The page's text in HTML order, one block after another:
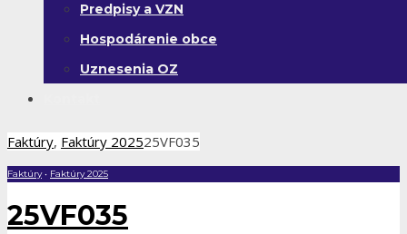
Predpisy a VZN
Hospodárenie obce
Uznesenia OZ
Faktúry, Faktúry 202525VF035
Faktúry• Faktúry 2025
25VF035